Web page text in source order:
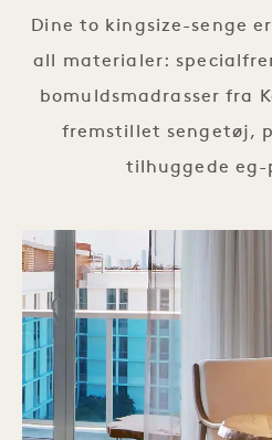
Dine to kingsize-senge
all materialer:
bomuldsmadrasser fra
fremstillet sengetøj,
tilhuggede